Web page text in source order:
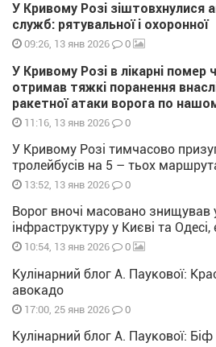
У Кривому Розі зіштовхнулися
служб: рятувальної і охоронної
09:26, 13 янв 2026 0
У Кривому Розі в лікарні помер
отримав тяжкі поранення
ракетної атаки ворога по
11:16, 13 янв 2026 0
У Кривому Розі тимчасово
тролейбусів на 5 – тьох
13:52, 13 янв 2026 0
Ворог вночі масовано знищував
інфраструктуру у Києві та Одесі,
10:54, 13 янв 2026 0
Кулінарний блог А. Паукової:
авокадо
17:00, 25 янв 2026 0
Кулінарний блог А. Паукової: